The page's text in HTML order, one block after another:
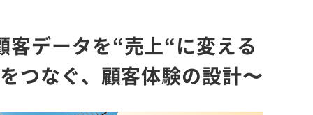
客データを“売上“に変える
つなぐ、顧客体験の設計〜